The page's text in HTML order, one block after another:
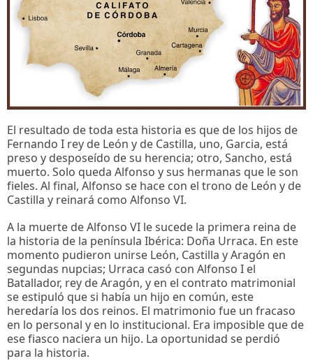
El resultado de toda esta historia es que de los hijos de
Fernando I rey de León y de Castilla, uno, Garcia, está
preso y desposeído de su herencia; otro, Sancho, está
muerto. Solo queda Alfonso y sus hermanas que le son
fieles. Al final, Alfonso se hace con el trono de León y de
Castilla y reinará como Alfonso VI.
A la muerte de Alfonso VI le sucede la primera reina de
la historia de la península Ibérica: Doña Urraca. En este
momento pudieron unirse León, Castilla y Aragón en
segundas nupcias; Urraca casó con Alfonso I el
Batallador, rey de Aragón, y en el contrato matrimonial
se estipuló que si había un hijo en común, este
heredaría los dos reinos. El matrimonio fue un fracaso
en lo personal y en lo institucional. Era imposible que de
ese fiasco naciera un hijo. La oportunidad se perdió
para la historia.